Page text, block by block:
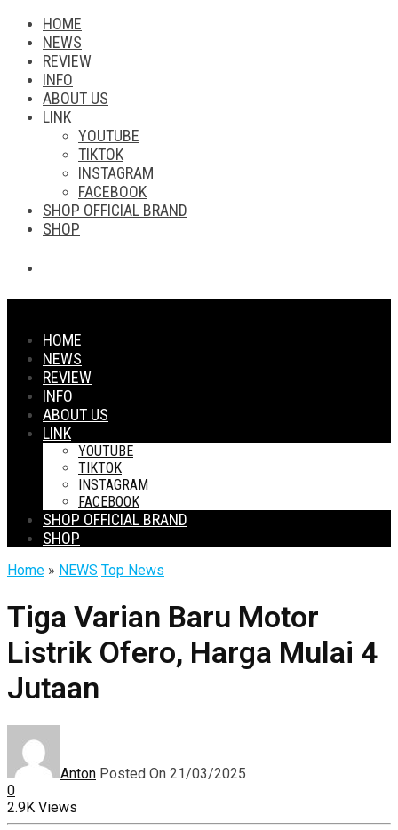
HOME
NEWS
REVIEW
INFO
ABOUT US
LINK
YOUTUBE
TIKTOK
INSTAGRAM
FACEBOOK
SHOP OFFICIAL BRAND
SHOP
HOME
NEWS
REVIEW
INFO
ABOUT US
LINK
YOUTUBE
TIKTOK
INSTAGRAM
FACEBOOK
SHOP OFFICIAL BRAND
SHOP
Home » NEWS Top News
Tiga Varian Baru Motor
Listrik Ofero, Harga Mulai 4
Jutaan
Anton Posted On 21/03/2025
0
2.9K Views